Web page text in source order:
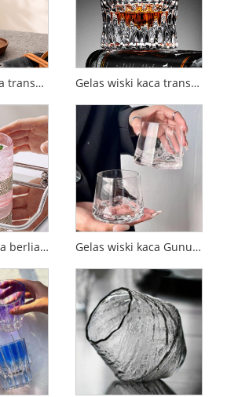
gelas wiski kaca transparan Gelas wiski kaca transparan sederhana
Gelas wiski kaca berlian kristal Gelas wiski kaca Gunung Fuji